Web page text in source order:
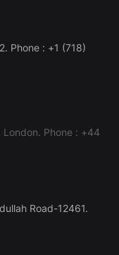
Phone : +1 (718)
London. Phone : +44
Road-12461.